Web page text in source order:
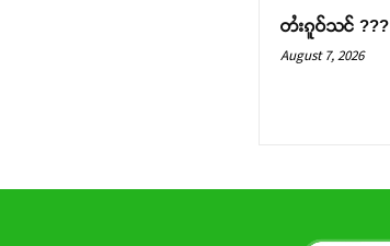
တႆးၵူဝ်သင် ???
August 7, 2026